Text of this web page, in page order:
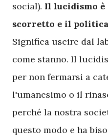
social). Il lucidismo
scorretto e il
Significa uscire dal
come stanno. Il
per non fermarsi a
l'umanesimo o il
perché la nostra
questo modo e ha